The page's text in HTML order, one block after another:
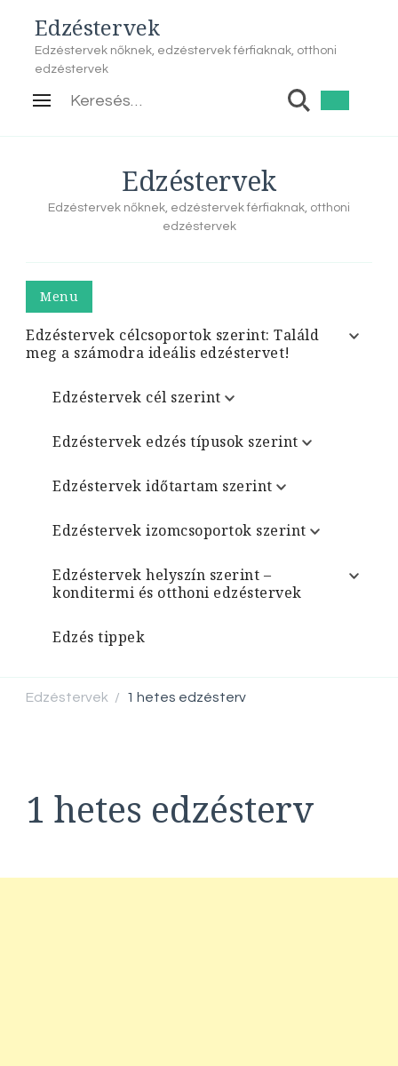
Edzéstervek
Edzéstervek nőknek, edzéstervek férfiaknak, otthoni
edzéstervek
Keresés:
Edzéstervek
Edzéstervek nőknek, edzéstervek férfiaknak, otthoni
edzéstervek
Menu
Edzéstervek célcsoportok szerint: Találd
meg a számodra ideális edzéstervet!
Edzéstervek cél szerint
Edzéstervek edzés típusok szerint
Edzéstervek időtartam szerint
Edzéstervek izomcsoportok szerint
Edzéstervek helyszín szerint –
konditermi és otthoni edzéstervek
Edzés tippek
Edzéstervek / 1 hetes edzésterv
1 hetes edzésterv